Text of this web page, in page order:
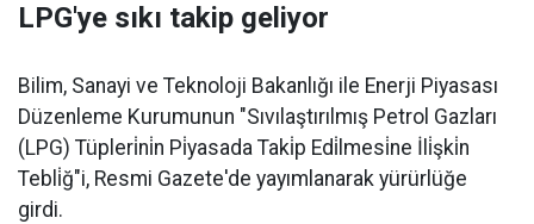
LPG'ye sıkı takip geliyor
Bilim, Sanayi ve Teknoloji Bakanlığı ile Enerji Piyasası
Düzenleme Kurumunun "Sıvılaştırılmış Petrol Gazları
(LPG) Tüpleri̇ni̇n Pi̇yasada Taki̇p Edi̇lmesi̇ne İli̇şki̇n
Tebli̇ğ"i, Resmi Gazete'de yayımlanarak yürürlüğe
girdi.